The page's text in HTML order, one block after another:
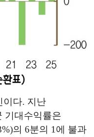
이다. 지난
기대수익률은
의 6분의 1에 불과